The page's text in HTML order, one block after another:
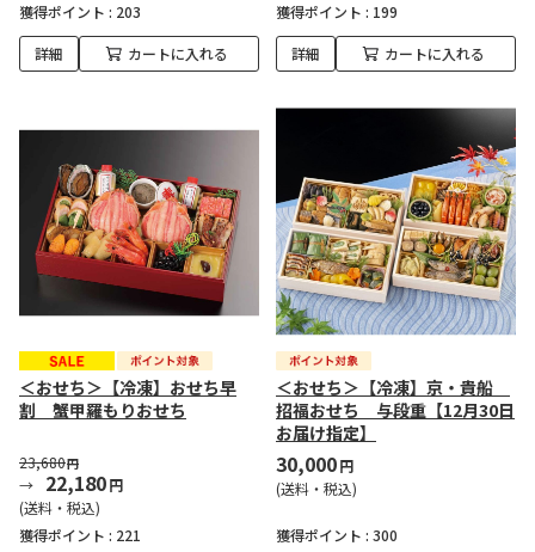
獲得ポイント : 203
詳細 カートに入れる
獲得ポイント : 199
詳細 カートに入れる
＜おせち＞【冷凍】おせち早
割 蟹甲羅もりおせち
23,680円
22,180円
(送料・税込)
獲得ポイント : 221
＜おせち＞【冷凍】京・貴船
招福おせち 与段重【12月30日
お届け指定】
30,000円
(送料・税込)
獲得ポイント : 300